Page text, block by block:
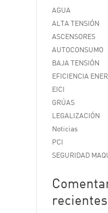
AGUA
ALTA TENSIÓN
ASCENSORES
AUTOCONSUMO
BAJA TENSIÓN
EFICIENCIA
EICI
GRÚAS
LEGALIZACIÓN
Noticias
PCI
SEGURIDAD
recientes